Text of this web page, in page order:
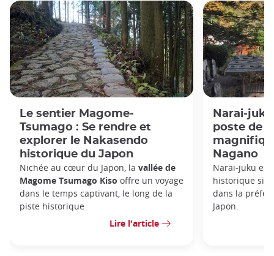
Le sentier Magome-
Tsumago : Se rendre et
explorer le Nakasendo
historique du Japon
Nichée au cœur du Japon, la vallée de
Magome Tsumago Kiso offre un voyage
dans le temps captivant, le long de la
piste historique
Lire l'article
Narai-
poste de
Nagano
Narai-juku
historique
dans la
Japon.